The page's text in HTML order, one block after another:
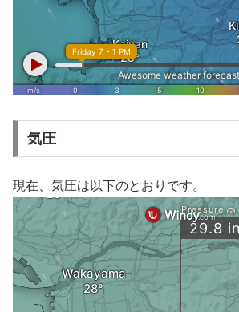
気圧
現在、気圧は以下のとおりです。